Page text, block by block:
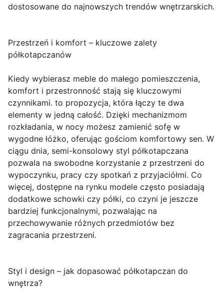
dostosowane do najnowszych trendów wnętrzarskich.
Przestrzeń i komfort – kluczowe zalety
półkotapczanów
Kiedy wybierasz meble do małego pomieszczenia,
komfort i przestronność stają się kluczowymi
czynnikami. to propozycja, która łączy te dwa
elementy w jedną całość. Dzięki mechanizmom
rozkładania, w nocy możesz zamienić sofę w
wygodne łóżko, oferując gościom komfortowy sen. W
ciągu dnia, semi-konsolowy styl półkotapczana
pozwala na swobodne korzystanie z przestrzeni do
wypoczynku, pracy czy spotkań z przyjaciółmi. Co
więcej, dostępne na rynku modele często posiadają
dodatkowe schowki czy półki, co czyni je jeszcze
bardziej funkcjonalnymi, pozwalając na
przechowywanie różnych przedmiotów bez
zagracania przestrzeni.
Styl i design – jak dopasować półkotapczan do
wnętrza?